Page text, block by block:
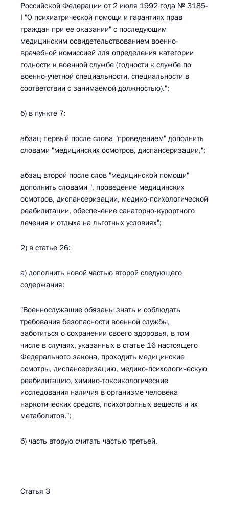
Российской Федерации от 2 июля 1992 года № 3185-
I "О психиатрической помощи и гарантиях прав
граждан при ее оказании" с последующим
медицинским освидетельствованием военно-
врачебной комиссией для определения категории
годности к военной службе (годности к службе по
военно-учетной специальности, специальности в
соответствии с занимаемой должностью).";
б) в пункте 7:
абзац первый после слова "проведением" дополнить
словами "медицинских осмотров, диспансеризации,";
абзац второй после слов "медицинской помощи"
дополнить словами ", проведение медицинских
осмотров, диспансеризации, медико-психологической
реабилитации, обеспечение санаторно-курортного
лечения и отдыха на льготных условиях";
2) в статье 26:
а) дополнить новой частью второй следующего
содержания:
"Военнослужащие обязаны знать и соблюдать
требования безопасности военной службы,
заботиться о сохранении своего здоровья, в том
числе в случаях, указанных в статье 16 настоящего
Федерального закона, проходить медицинские
осмотры, диспансеризацию, медико-психологическую
реабилитацию, химико-токсикологические
исследования наличия в организме человека
наркотических средств, психотропных веществ и их
метаболитов.";
б) часть вторую считать частью третьей.
Статья 3